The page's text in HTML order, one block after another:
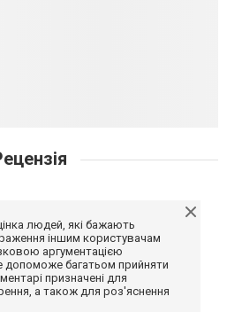
людей, які бажають
іншим користувачам
аргументацією
допоможе багатьом прийняти
призначені для
а також для роз'яснення